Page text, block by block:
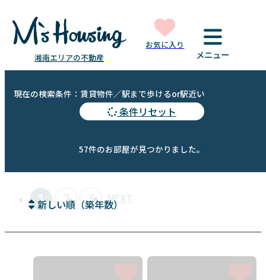
湘南エリアの不動産
お気に入り
メニュー
現在の検索条件：賃貸物件／駅まで歩けるor駅近い
条件リセット
57件のお部屋が見つかりました。
新しい順（築年数）
1 2 3 NEXT